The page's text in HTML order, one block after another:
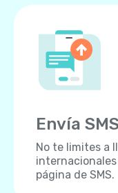
Envía
No te limites a
página de SMS.